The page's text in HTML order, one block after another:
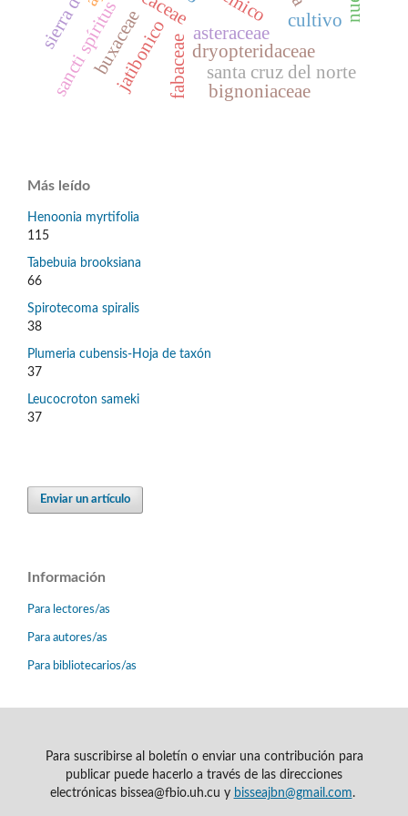
asteraceae
cultivo
fabaceae
jatibonico
sancti spíritus dryopteridaceae
santa cruz del norte
bignoniaceae
buxaceae
Más leído
Henoonia myrtifolia
115
Tabebuia brooksiana
66
Spirotecoma spiralis
38
Plumeria cubensis-Hoja de taxón
37
Leucocroton sameki
37
Enviar un artículo
Información
Para lectores/as
Para autores/as
Para bibliotecarios/as
Para suscribirse al boletín o enviar una contribución para
publicar puede hacerlo a través de las direcciones
electrónicas bissea@fbio.uh.cu y bisseajbn@gmail.com.